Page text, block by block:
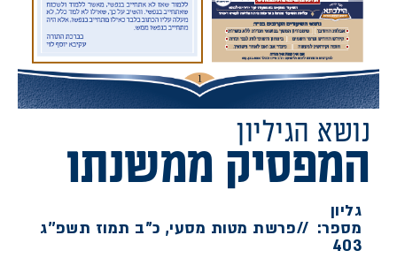
נושא הגיליון
המפסיק ממשנתו
גליון
מספר:
403
//פרשת מטות מסעי, כ''ב תמוז תשפ''ג